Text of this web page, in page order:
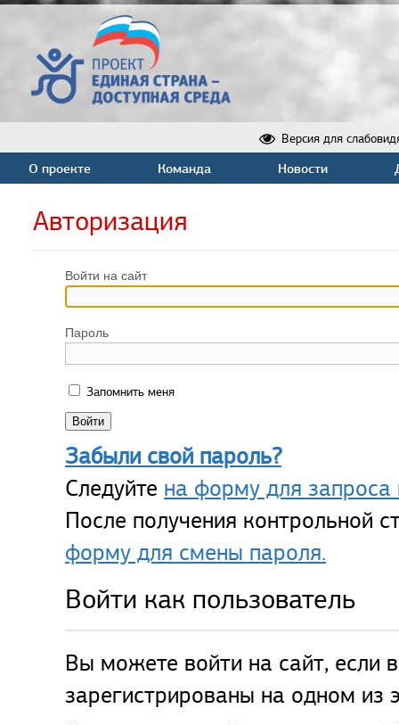
Версия для
О проекте Команда Новости
Авторизация
Войти на сайт
Пароль
Запомнить меня
Забыли свой пароль?
Следуйте на форму для запроса
После получения контрольной
форму для смены пароля.
Войти как пользователь
Вы можете войти на сайт, если
зарегистрированы на одном из